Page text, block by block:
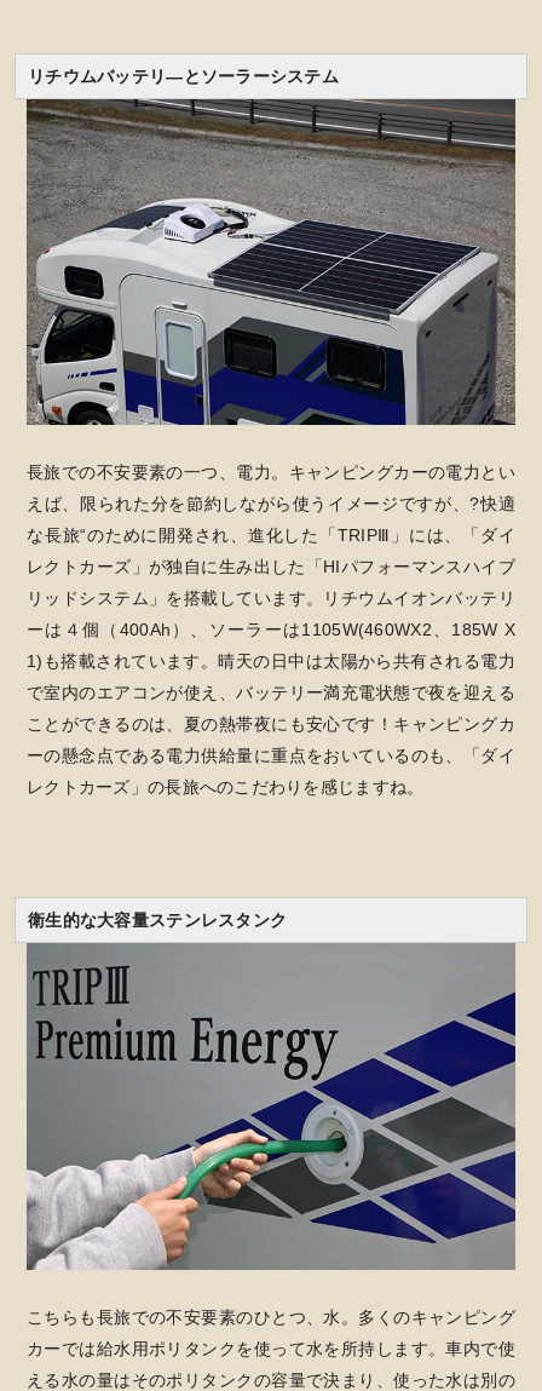
リチウムバッテリ―とソーラーシステム
長旅での不安要素の一つ、電力。キャンピングカーの電力とい
えば、限られた分を節約しながら使うイメージですが、?快適
な長旅“のために開発され、進化した「TRIPⅢ」には、「ダイ
レクトカーズ」が独自に生み出した「HIパフォーマンスハイブ
リッドシステム」を搭載しています。リチウムイオンバッテリ
ーは４個（400Ah）、ソーラーは1105W(460WX2、185W X
1)も搭載されています。晴天の日中は太陽から共有される電力
で室内のエアコンが使え、バッテリー満充電状態で夜を迎える
ことができるのは、夏の熱帯夜にも安心です！キャンピングカ
ーの懸念点である電力供給量に重点をおいているのも、「ダイ
レクトカーズ」の長旅へのこだわりを感じますね。
衛生的な大容量ステンレスタンク
こちらも長旅での不安要素のひとつ、水。多くのキャンピング
カーでは給水用ポリタンクを使って水を所持します。車内で使
える水の量はそのポリタンクの容量で決まり、使った水は別の